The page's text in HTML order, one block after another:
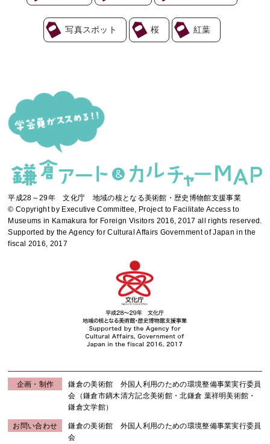
写真スポット 桜 紅葉
平成28～29年 文化庁 地域の核となる美術館・歴史博物館支援事業
© Copyright by Executive Committee, Project to Facilitate Access to
Museums in Kamakura for Foreign Visitors 2016, 2017 all rights reserved.
Supported by the Agency for Cultural Affairs Government of Japan in the
fiscal 2016, 2017
企画・制作
鎌倉の美術館 外国人利用のための環境整備事業実行委員
会（鎌倉市鏑木清方記念美術館・北鎌倉 葉祥明美術館・
鎌倉文学館）
お問い合わせ
鎌倉の美術館 外国人利用のための環境整備事業実行委員
会